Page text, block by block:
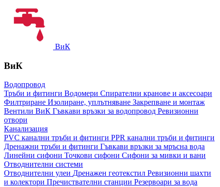
ВиК
ВиК
Водопровод
Тръби и фитинги Водомери Спирателни кранове и аксесоари
Филтриране Изолиране, уплътняване Закрепване и монтаж
Вентили ВиК Гъвкави връзки за водопровод Ревизионни
отвори
Канализация
PVC канални тръби и фитинги PPR канални тръби и фитинги
Дренажни тръби и фитинги Гъвкави връзки за мръсна вода
Линейни сифони Точкови сифони Сифони за мивки и вани
Отводнителни системи
Отводнителни улеи Дренажен геотекстил Ревизионни шахти
и колектори Пречиствателни станции Резервоари за вода